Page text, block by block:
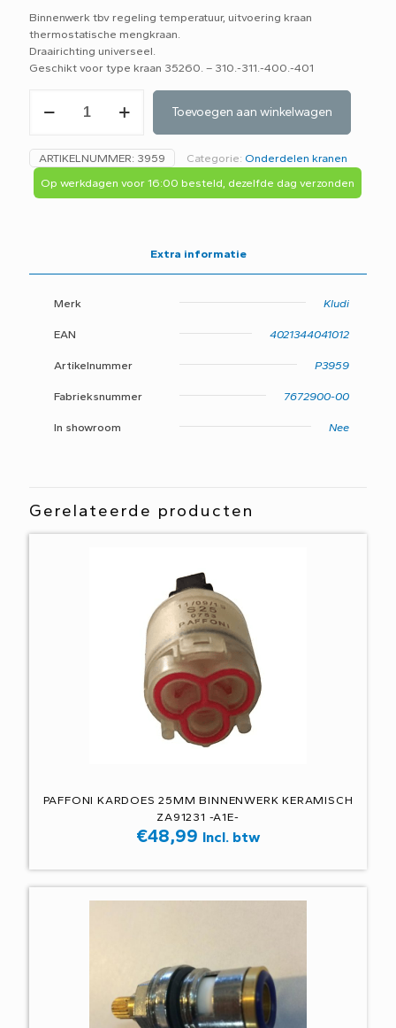
Binnenwerk tbv regeling temperatuur, uitvoering kraan
thermostatische mengkraan.
Draairichting universeel.
Geschikt voor type kraan 35260. – 310.-311.-400.-401
binnenwerk
element
diverse
kranen
767290000
Toevoegen aan winkelwagen
ARTIKELNUMMER: 3959 Categorie: Onderdelen kranen
Op werkdagen voor 16:00 besteld, dezelfde dag verzonden
Extra informatie
Merk Kludi
EAN 4021344041012
Artikelnummer P3959
Fabrieksnummer 7672900-00
In showroom Nee
Gerelateerde producten
PAFFONI KARDOES 25MM BINNENWERK KERAMISCH
ZA91231 -A1E-
€48,99 Incl. btw